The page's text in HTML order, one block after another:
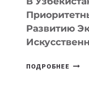
Развитию
ПОДРОБНЕЕ